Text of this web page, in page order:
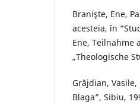
Branişte, Ene,
acesteia, în
Ene,
„Theologische
Grăjdian,
Blaga”, Sibiu,